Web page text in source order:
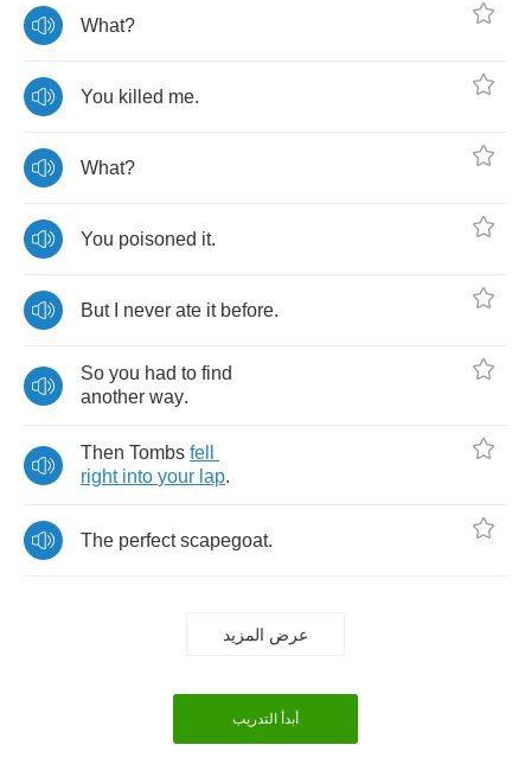
What?
You killed me.
What?
You poisoned it.
But never ate it before.
So you had to find
another way.
Then Tombs fell
right into your lap.
The perfect scapegoat.
عرض المزيد
أبدأ التدريب